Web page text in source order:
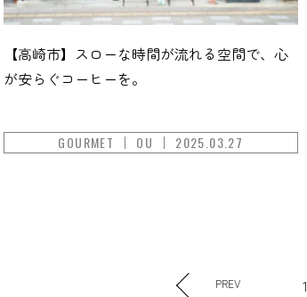
【高崎市】スローな時間が流れる空間で、心
が安らぐコーヒーを。
GOURMET OU 2025.03.27
PREV 1